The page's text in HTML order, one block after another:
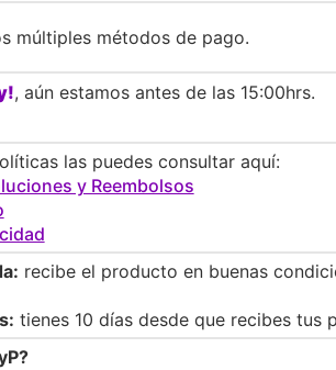
múltiples métodos de pago.
, aún estamos antes de las 15:00hrs.
las puedes consultar aquí:
y Reembolsos
recibe el producto en buenas
tienes 10 días desde que recibes tus